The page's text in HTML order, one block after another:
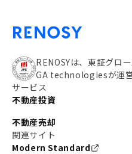
RENOSYは、東証グロ
GA technologiesが運営
サービス
不動産投資
不動産売却
関連サイト
Modern Standard